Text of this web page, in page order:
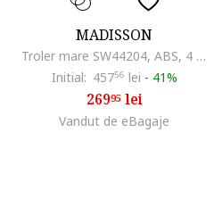
MADISSON
Troler mare SW44204, ABS, 4 roti, cifru, 76 cm, auriu
Initial: 45756 lei - 41%
26995lei
Vandut de eBagaje